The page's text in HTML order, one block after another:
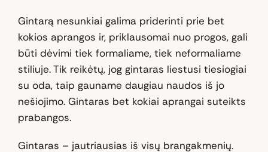
Gintarą nesunkiai galima priderinti prie bet
kokios aprangos ir, priklausomai nuo progos, gali
būti dėvimi tiek formaliame, tiek neformaliame
stiliuje. Tik reikėtų, jog gintaras liestusi tiesiogiai
su oda, taip gauname daugiau naudos iš jo
nešiojimo. Gintaras bet kokiai aprangai suteikts
prabangos.
Gintaras – jautriausias iš visų brangakmenių.